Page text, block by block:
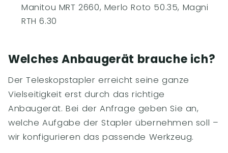
Manitou MRT 2660, Merlo Roto 50.35, Magni
RTH 6.30
Welches Anbaugerät brauche ich?
Der Teleskopstapler erreicht seine ganze
Vielseitigkeit erst durch das richtige
Anbaugerät. Bei der Anfrage geben Sie an,
welche Aufgabe der Stapler übernehmen soll –
wir konfigurieren das passende Werkzeug.